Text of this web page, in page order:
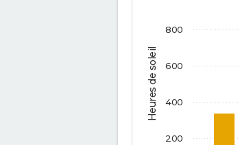
Heures de soleil
200
400
600
800